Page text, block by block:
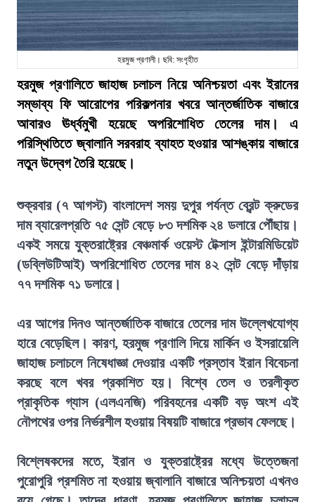
হরমুজ প্রণালী। ছবি: সংগৃহীত
হরমুজ প্রণালিতে জাহাজ চলাচল নিয়ে অনিশ্চয়তা এবং ইরানের
সম্ভাব্য ফি আরোপের পরিকল্পনার খবরে আন্তর্জাতিক বাজারে
আবারও ঊর্ধ্বমুখী হয়েছে অপরিশোধিত তেলের দাম। এ
পরিস্থিতিতে জ্বালানি সরবরাহ ব্যাহত হওয়ার আশঙ্কায় বাজারে
নতুন উদ্বেগ তৈরি হয়েছে।
শুক্রবার (৭ আগস্ট) বাংলাদেশ সময় দুপুর পর্যন্ত ব্রেন্ট ক্রুডের
দাম ব্যারেলপ্রতি ৭৫ সেন্ট বেড়ে ৮৩ দশমিক ২৪ ডলারে পৌঁছায়।
একই সময়ে যুক্তরাষ্ট্রের বেঞ্চমার্ক ওয়েস্ট টেক্সাস ইন্টারমিডিয়েট
(ডব্লিউটিআই) অপরিশোধিত তেলের দাম ৪২ সেন্ট বেড়ে দাঁড়ায়
৭৭ দশমিক ৭১ ডলারে।
এর আগের দিনও আন্তর্জাতিক বাজারে তেলের দাম উল্লেখযোগ্য
হারে বেড়েছিল। কারণ, হরমুজ প্রণালি দিয়ে মার্কিন ও ইসরায়েলি
জাহাজ চলাচলে নিষেধাজ্ঞা দেওয়ার একটি প্রস্তাব ইরান বিবেচনা
করছে বলে খবর প্রকাশিত হয়। বিশ্বে তেল ও তরলীকৃত
প্রাকৃতিক গ্যাস (এলএনজি) পরিবহনের একটি বড় অংশ এই
নৌপথের ওপর নির্ভরশীল হওয়ায় বিষয়টি বাজারে প্রভাব ফেলছে।
বিশ্লেষকদের মতে, ইরান ও যুক্তরাষ্ট্রের মধ্যে উত্তেজনা
পুরোপুরি প্রশমিত না হওয়ায় জ্বালানি বাজারে অনিশ্চয়তা এখনও